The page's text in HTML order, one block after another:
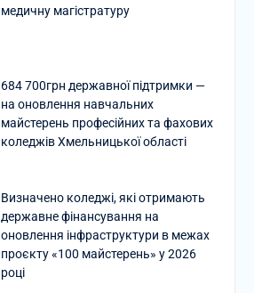
медичну магістратуру
684 700грн державної підтримки —
на оновлення навчальних
майстерень професійних та фахових
коледжів Хмельницької області
Визначено коледжі, які отримають
державне фінансування на
оновлення інфраструктури в межах
проєкту «100 майстерень» у 2026
році